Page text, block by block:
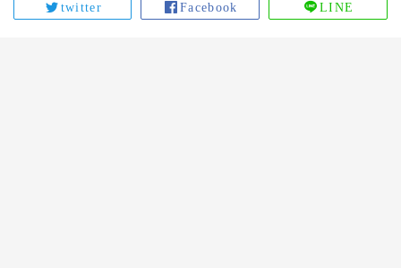
twitter Facebook LINE